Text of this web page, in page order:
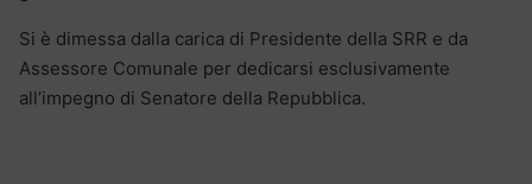
Si è dimessa dalla carica di Presidente della SRR e da
Assessore Comunale per dedicarsi esclusivamente
all’impegno di Senatore della Repubblica.